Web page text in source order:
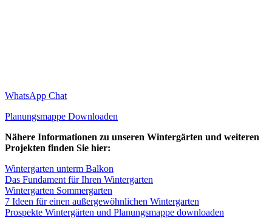
WhatsApp Chat
Planungsmappe Downloaden
Nähere Informationen zu unseren Wintergärten und weiteren
Projekten finden Sie hier:
Wintergarten unterm Balkon
Das Fundament für Ihren Wintergarten
Wintergarten Sommergarten
7 Ideen für einen außergewöhnlichen Wintergarten
Prospekte Wintergärten und Planungsmappe downloaden